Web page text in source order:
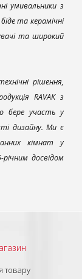
умивальники з
та керамічні
та широкий
рішення,
RAVAK з
бере участь у
дизайну. Ми є
кімнат у
досвідом
товару